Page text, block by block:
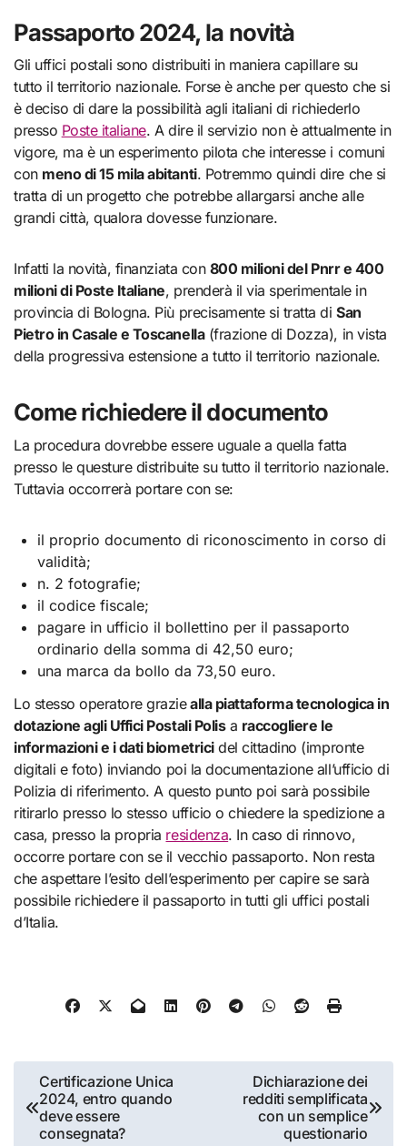
Passaporto 2024, la novità
Gli uffici postali sono distribuiti in maniera capillare su
tutto il territorio nazionale. Forse è anche per questo che si
è deciso di dare la possibilità agli italiani di richiederlo
presso Poste italiane. A dire il servizio non è attualmente in
vigore, ma è un esperimento pilota che interesse i comuni
con meno di 15 mila abitanti. Potremmo quindi dire che si
tratta di un progetto che potrebbe allargarsi anche alle
grandi città, qualora dovesse funzionare.
Infatti la novità, finanziata con 800 milioni del Pnrr e 400
milioni di Poste Italiane, prenderà il via sperimentale in
provincia di Bologna. Più precisamente si tratta diSan
Pietro in Casale e Toscanella(frazione di Dozza), in vista
della progressiva estensione a tutto il territorio nazionale.
Come richiedere il documento
La procedura dovrebbe essere uguale a quella fatta
presso le questure distribuite su tutto il territorio nazionale.
Tuttavia occorrerà portare con se:
il proprio documento di riconoscimento in corso di
validità;
n. 2 fotografie;
il codice fiscale;
pagare in ufficio il bollettino per il passaporto
ordinario della somma di 42,50 euro;
una marca da bollo da 73,50 euro.
Lo stesso operatore graziealla piattaforma tecnologica in
dotazione agli Uffici Postali Polisa raccogliere le
informazioni e i dati biometricidel cittadino (impronte
digitali e foto) inviando poi la documentazione all’ufficio di
Polizia di riferimento. A questo punto poi sarà possibile
ritirarlo presso lo stesso ufficio o chiedere la spedizione a
casa, presso la propria residenza. In caso di rinnovo,
occorre portare con se il vecchio passaporto. Non resta
che aspettare l’esito dell’esperimento per capire se sarà
possibile richiedere il passaporto in tutti gli uffici postali
d’Italia.
Navigazione
articoli
Certificazione Unica
2024, entro quando
deve essere
consegnata?
Dichiarazione dei
redditi semplificata
con un semplice
questionario